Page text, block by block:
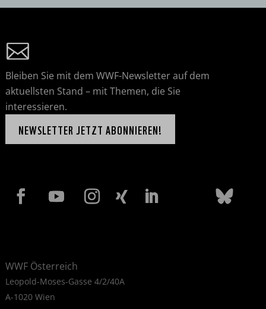
Bleiben Sie mit dem WWF-Newsletter auf dem
aktuellsten Stand – mit Themen, die Sie
interessieren.
NEWSLETTER JETZT ABONNIEREN!
WWF Österreich
Leopold-Moses-Gasse 4/2/40A
A-1020 Wien